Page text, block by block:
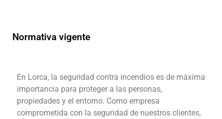
Normativa vigente
En Lorca, la seguridad contra incendios es de máxima
importancia para proteger a las personas,
propiedades y el entorno. Como empresa
comprometida con la seguridad de nuestros clientes,